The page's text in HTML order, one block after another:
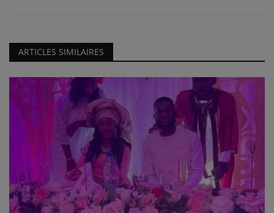
ARTICLES SIMILAIRES